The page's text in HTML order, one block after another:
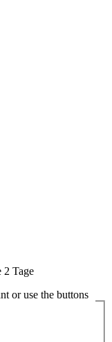
2 Tage
or use the buttons